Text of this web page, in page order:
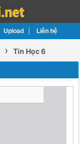
Upload Liên hệ
› Tin Học 6